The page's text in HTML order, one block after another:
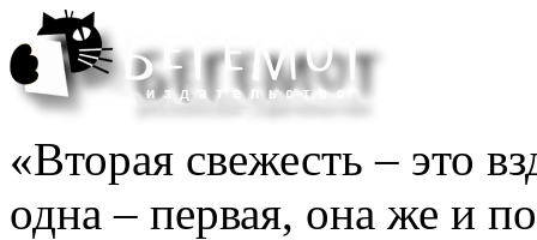
«Вторая свежесть – это
одна – первая, она же и